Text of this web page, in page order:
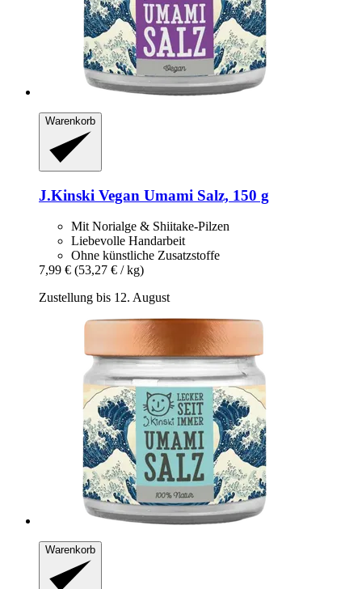
Warenkorb
J.Kinski Vegan Umami Salz, 150 g
Mit Norialge & Shiitake-Pilzen
Liebevolle Handarbeit
Ohne künstliche Zusatzstoffe
7,99 € (53,27 € / kg)
Zustellung bis 12. August
Warenkorb